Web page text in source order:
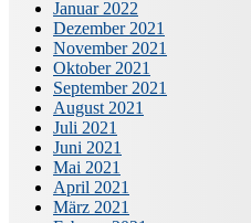
Januar 2022
Dezember 2021
November 2021
Oktober 2021
September 2021
August 2021
Juli 2021
Juni 2021
Mai 2021
April 2021
März 2021